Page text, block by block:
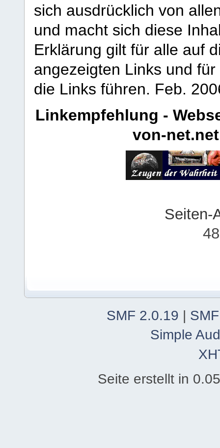
sich ausdrücklich von
und macht sich diese
Erklärung gilt für alle auf
angezeigten Links und
die Links führen. Feb.
Linkempfehlung -
von-net.net
Seiten-
SMF 2.0.19 |
Simple
Seite erstellt in